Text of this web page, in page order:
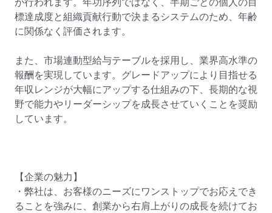
標達成度と組織貢献行動で決まるシステムのため、年齢
に関係なく評価されます。
また、市場連動型給与テーブルを採用し、業界高水準の
報酬を実現しています。グレードアップにより目指せる
年収レンジが大幅にアップする仕組みの下、長期的な視
野で能力やリーダーシップを成長させていくことを奨励
しています。
【企業の魅力】
・弊社は、お客様のニーズにワンストップでお応えでき
ることを強みに、創業から右肩上がりの成長を続けてお